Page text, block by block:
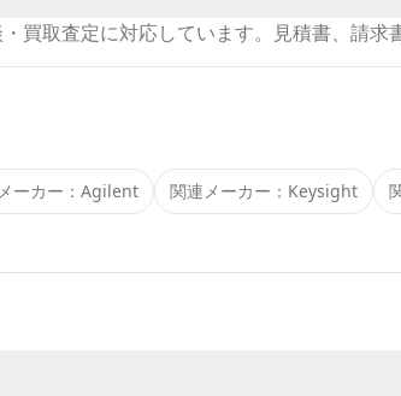
買取査定に対応しています。見積書、請求
ーカー： Agilent 関連メーカー： Keysight